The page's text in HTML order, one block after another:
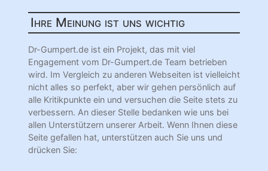
Ihre Meinung ist uns wichtig
Dr-Gumpert.de ist ein Projekt, das mit viel
Engagement vom Dr-Gumpert.de Team betrieben
wird. Im Vergleich zu anderen Webseiten ist vielleicht
nicht alles so perfekt, aber wir gehen persönlich auf
alle Kritikpunkte ein und versuchen die Seite stets zu
verbessern. An dieser Stelle bedanken wie uns bei
allen Unterstützern unserer Arbeit. Wenn Ihnen diese
Seite gefallen hat, unterstützen auch Sie uns und
drücken Sie: